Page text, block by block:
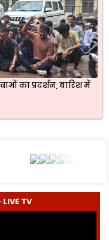
का प्रदर्शन, बारिश में
TV